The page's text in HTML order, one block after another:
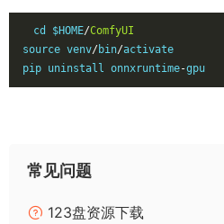
cd $HOME/ComfyUI
source venv/bin/activate
pip uninstall onnxruntime-gpu
常见问题
123盘资源下载